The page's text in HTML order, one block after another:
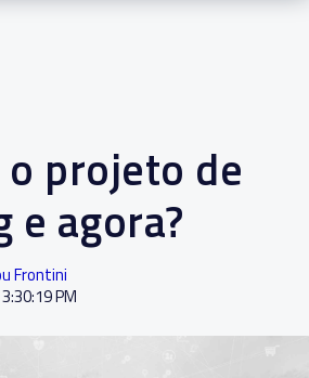
projeto de
e agora?
Frontini
PM